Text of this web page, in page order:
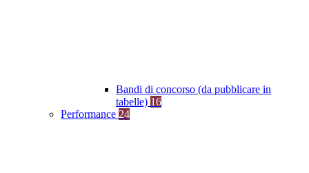
Bandi di concorso (da pubblicare in
tabelle) 16
Performance 24